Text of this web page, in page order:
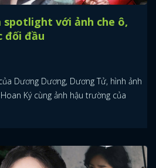
spotlight với ảnh che ô,
đối đầu
Dương Dương, Dương Tử, hình ảnh
Ký cùng ảnh hậu trường của